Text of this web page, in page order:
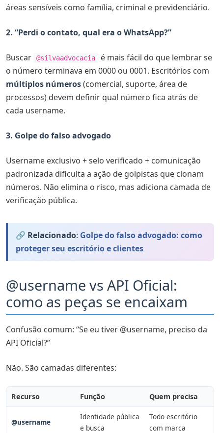
áreas sensíveis como família, criminal e previdenciário.
2. “Perdi o contato, qual era o WhatsApp?”
Buscar @silvaadvocacia
é mais fácil do que lembrar se
o número terminava em 0000 ou 0001. Escritórios com
múltiplos números(comercial, suporte, área de
processos) devem definir qual número fica atrás de
cada username.
3. Golpe do falso advogado
Username exclusivo + selo verificado + comunicação
padronizada dificulta a ação de golpistas que clonam
números. Não elimina o risco, mas adiciona camada de
verificação pública.
🔗 Relacionado: Golpe do falso advogado: como
proteger seu escritório e clientes
@username vs API Oficial:
como as peças se encaixam
Confusão comum: “Se eu tiver @username, preciso da
API Oficial?”
Não. São camadas diferentes:
Recurso Função Quem precisa
@username
Identidade pública
e busca
Todo escritório
com marca